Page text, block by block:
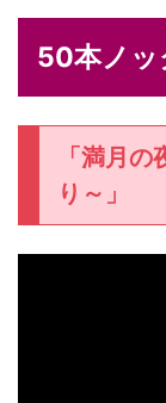
50本ノッ
「満月
り～」